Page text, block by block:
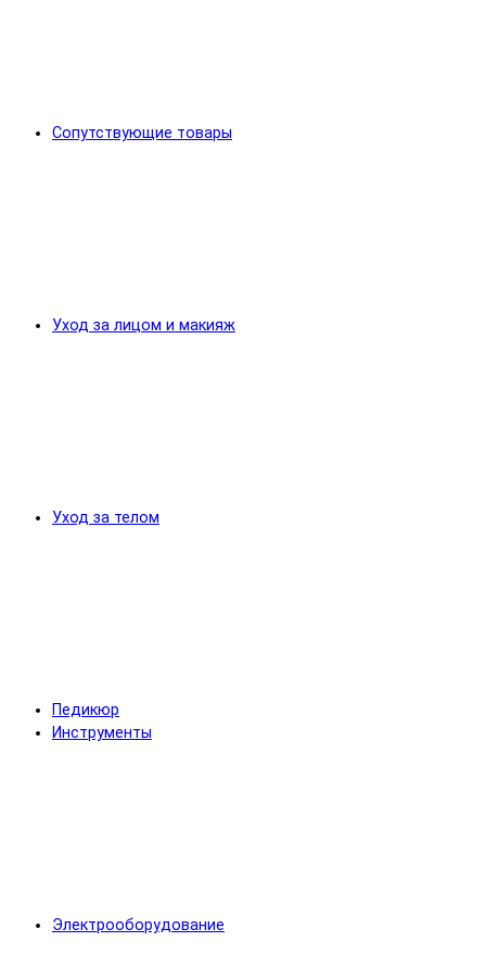
Сопутствующие товары
Уход за лицом и макияж
Уход за телом
Педикюр
Инструменты
Электрооборудование